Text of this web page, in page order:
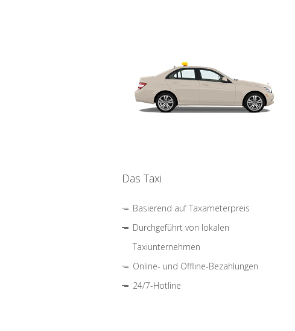
Das Taxi
Basierend auf Taxameterpreis
Durchgeführt von lokalen
Taxiunternehmen
Online- und Offline-Bezahlungen
24/7-Hotline